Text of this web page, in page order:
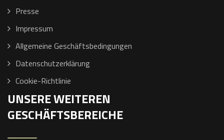
Presse
Impressum
Allgemeine Geschäftsbedingungen
Datenschutzerklärung
Cookie-Richtlinie
UNSERE WEITEREN
GESCHÄFTSBEREICHE